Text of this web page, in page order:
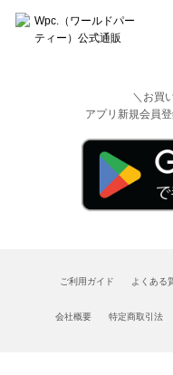
＼お買
アプリ新規会員
ご利用ガイド よくある
会社概要 特定商取引法